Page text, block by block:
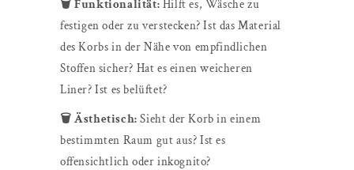
🗑️ Funktionalität: Hilft es, Wäsche zu
festigen oder zu verstecken? Ist das Material
des Korbs in der Nähe von empfindlichen
Stoffen sicher? Hat es einen weicheren
Liner? Ist es belüftet?
🗑️ Ästhetisch: Sieht der Korb in einem
bestimmten Raum gut aus? Ist es
offensichtlich oder inkognito?